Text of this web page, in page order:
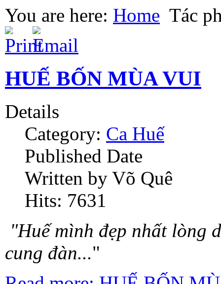
You are here: Home Tác
HUẾ BỐN MÙA VUI
Details
Category: Ca Huế
Published Date
Written by Võ Quê
Hits: 7631
"Huế mình đẹp nhất lòng
cung đàn..."